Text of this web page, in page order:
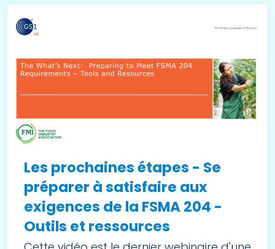
Les prochaines étapes - Se
préparer à satisfaire aux
exigences de la FSMA 204 -
Outils et ressources